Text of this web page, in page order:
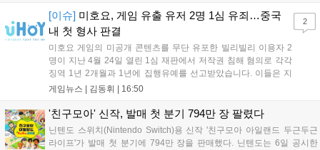
요구됩니다. 개발사는 향후 캐릭터 추가 등을 통해 게임성을 다듬
어 경쟁력을 확보할 계획입니다....
[이슈] 미호요, 게임 유출 유저 2명 1심 유죄…중국
내 첫 형사 판결
미호요 게임의 미공개 콘텐츠를 무단 유포한 빌리빌리 이용자 2
명이 지난 4월 24일 열린 1심 재판에서 저작권 침해 혐의로 각각
징역 1년 2개월과 1년에 집행유예를 선고받았습니다. 이들은 지
난해 7월부터 원신 등 주요 게임의 영상을 유포해 60만 회 이상의
이후 중국 내 첫 형사사건임을 강조하며 향후 무단 유출에 강경
대응할 방침입니다....
게임뉴스 | 김동휘 16:50
2
'친구모아' 신작, 발매 첫 분기 794만 장 팔렸다
닌텐도 스위치(Nintendo Switch)용 신작 '친구모아 아일랜드 두근두근
라이프'가 발매 첫 분기에 794만 장을 판매했다. 닌텐도는 6일 공시한